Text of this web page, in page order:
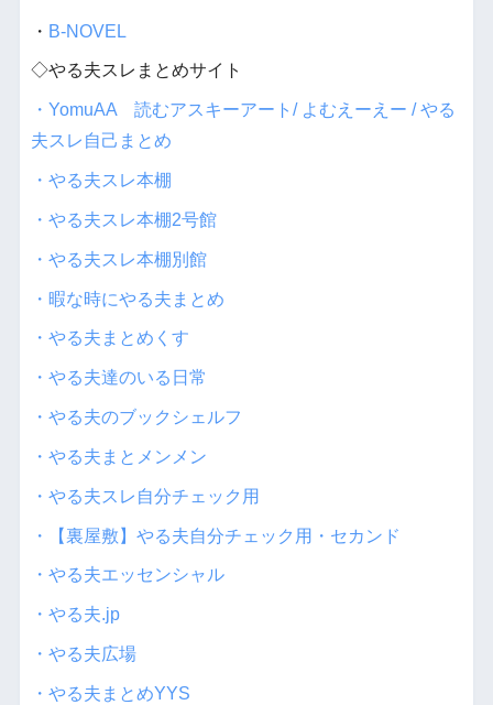
・ B-NOVEL
◇やる夫スレまとめサイト
・YomuAA 読むアスキーアート/ よむえーえー / やる
夫スレ自己まとめ
・やる夫スレ本棚
・やる夫スレ本棚2号館
・やる夫スレ本棚別館
・暇な時にやる夫まとめ
・やる夫まとめくす
・やる夫達のいる日常
・やる夫のブックシェルフ
・やる夫まとメンメン
・やる夫スレ自分チェック用
・【裏屋敷】やる夫自分チェック用・セカンド
・やる夫エッセンシャル
・やる夫.jp
・やる夫広場
・やる夫まとめYYS